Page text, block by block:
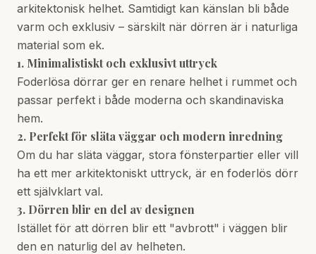
arkitektonisk helhet. Samtidigt kan känslan bli både
varm och exklusiv – särskilt när dörren är i naturliga
material som ek.
1. Minimalistiskt och exklusivt uttryck
Foderlösa dörrar ger en renare helhet i rummet och
passar perfekt i både moderna och skandinaviska
hem.
2. Perfekt för släta väggar och modern inredning
Om du har släta väggar, stora fönsterpartier eller vill
ha ett mer arkitektoniskt uttryck, är en foderlös dörr
ett självklart val.
3. Dörren blir en del av designen
Istället för att dörren blir ett "avbrott" i väggen blir
den en naturlig del av helheten.